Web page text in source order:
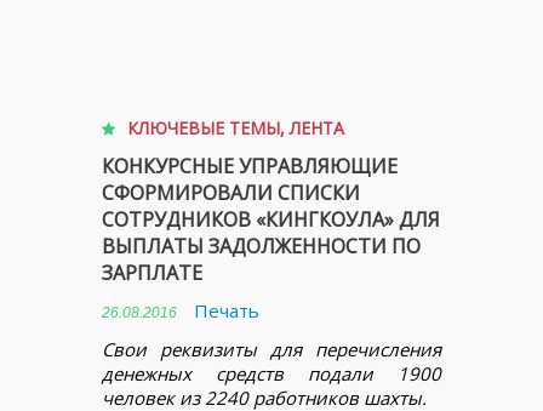
КЛЮЧЕВЫЕ ТЕМЫ,ЛЕНТА
КОНКУРСНЫЕ УПРАВЛЯЮЩИЕ
СФОРМИРОВАЛИ СПИСКИ
СОТРУДНИКОВ «КИНГКОУЛА» ДЛЯ
ВЫПЛАТЫ ЗАДОЛЖЕННОСТИ ПО
ЗАРПЛАТЕ
26.08.2016
Печать
Свои реквизиты для перечисления
денежных средств подали 1900
человек из 2240 работников шахты.